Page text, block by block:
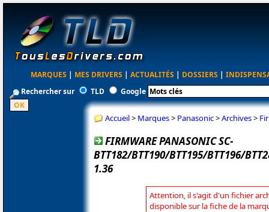
MARQUES | MES DRIVERS | ACTUALITÉS | DOSSIERS |
Rechercher sur
TLD Google
Accueil> Marques> Panasonic>Archives>
FIRMWARE PANASONIC SC-
BTT182/BTT190/BTT195/BTT196/
1.36
Attention, il s'agit d'un fichier
disponible sur la fiche de la